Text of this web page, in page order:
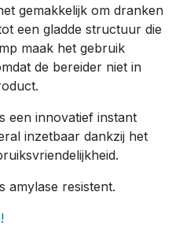
gemakkelijk om dranken
een gladde structuur die
maak het gebruik
de bereider niet in
een innovatief instant
inzetbaar dankzij het
amylase resistent.